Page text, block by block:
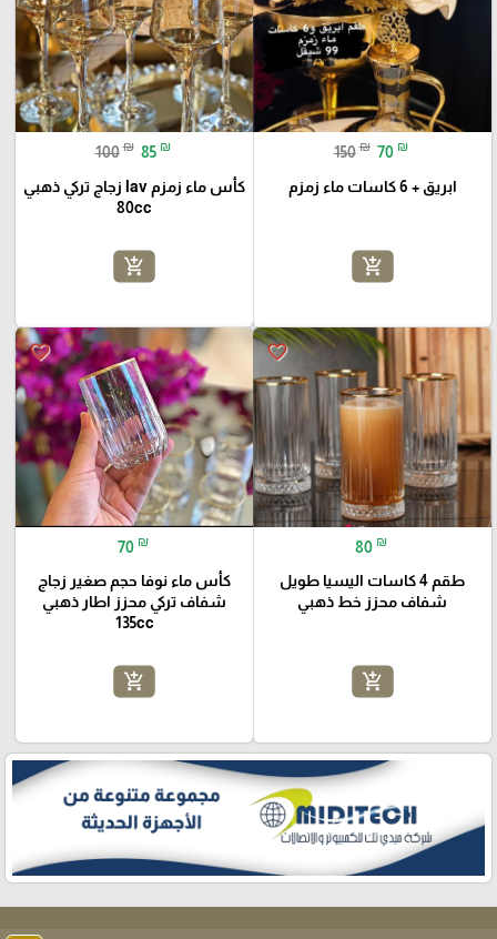
150 ₪ 70 ₪
ابريق + 6 كاسات ماء زمزم
add_shopping_cart
100 ₪ 85 ₪
كأس ماء زمزم lav زجاج تركي ذهبي
80cc
add_shopping_cart
favorite_border
80 ₪
طقم 4 كاسات اليسيا طويل
شفاف محزز خط ذهبي
add_shopping_cart
favorite_border
70 ₪
كأس ماء نوفا حجم صغير زجاج
شفاف تركي محزز اطار ذهبي
135cc
add_shopping_cart